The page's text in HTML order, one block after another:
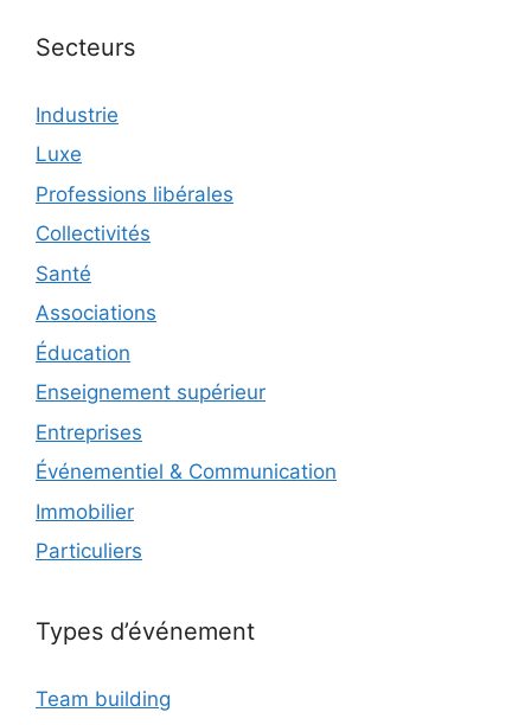
Secteurs
Industrie
Luxe
Professions libérales
Collectivités
Santé
Associations
Éducation
Enseignement supérieur
Entreprises
Événementiel & Communication
Immobilier
Particuliers
Types d’événement
Team building